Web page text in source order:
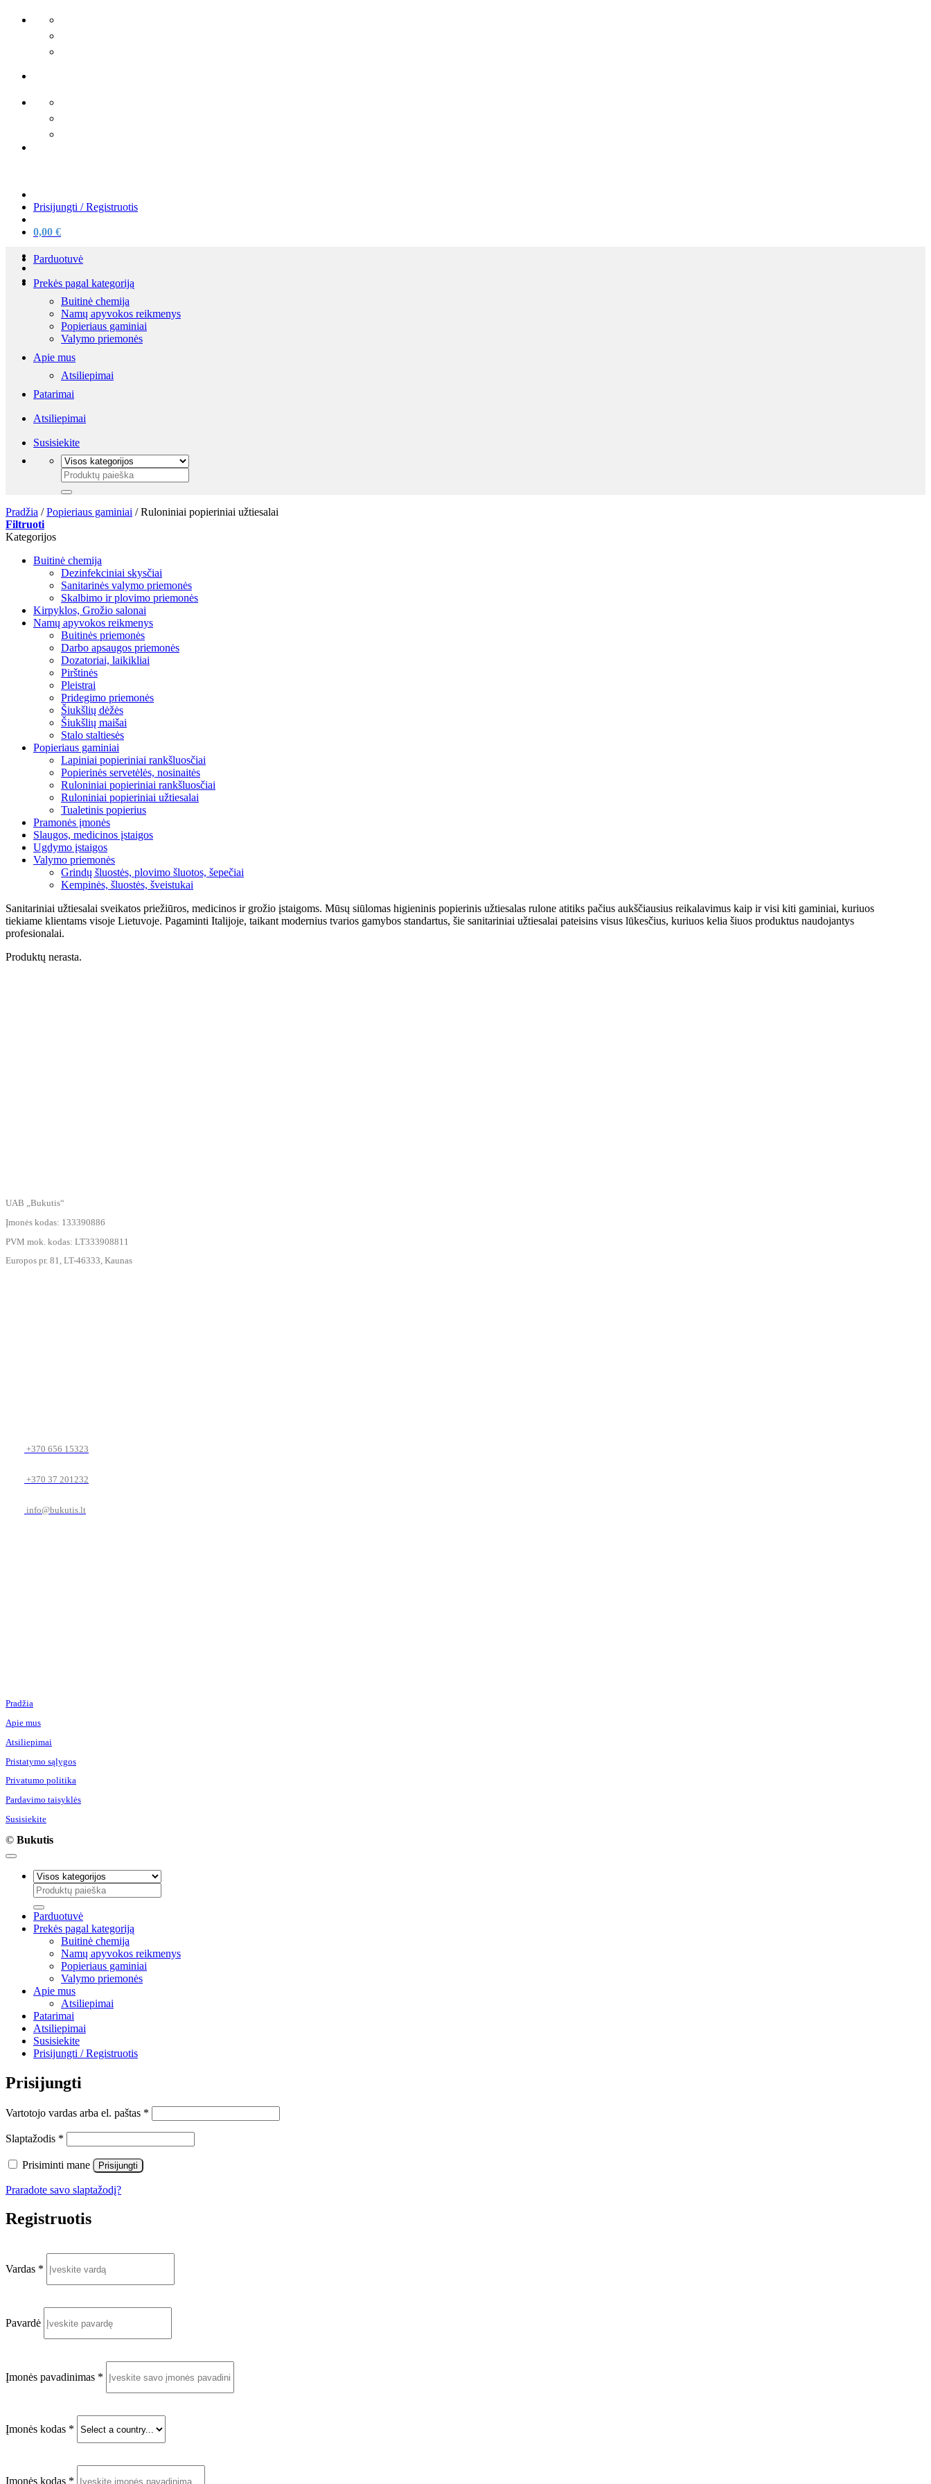
Skip
Prisijungti / Registruotis
0,00 €
Parduotuvė
Prekės pagal kategoriją
Buitinė chemija
Namų apyvokos reikmenys
Popieriaus gaminiai
Valymo priemonės
Apie mus
Atsiliepimai
Patarimai
Atsiliepimai
Susisiekite
Ieškoti:
Pradžia / Popieriaus gaminiai /Ruloniniai popieriniai užtiesalai
Filtruoti
Kategorijos
Buitinė chemija
Dezinfekciniai skysčiai
Sanitarinės valymo priemonės
Skalbimo ir plovimo priemonės
Kirpyklos, Grožio salonai
Namų apyvokos reikmenys
Buitinės priemonės
Darbo apsaugos priemonės
Dozatoriai, laikikliai
Pirštinės
Pleistrai
Pridegimo priemonės
Šiukšlių dėžės
Šiukšlių maišai
Stalo staltiesės
Popieriaus gaminiai
Lapiniai popieriniai rankšluosčiai
Popierinės servetėlės, nosinaitės
Ruloniniai popieriniai rankšluosčiai
Ruloniniai popieriniai užtiesalai
Tualetinis popierius
Pramonės įmonės
Slaugos, medicinos įstaigos
Ugdymo įstaigos
Valymo priemonės
Grindų šluostės, plovimo šluotos, šepečiai
Kempinės, šluostės, šveistukai
Sanitariniai užtiesalai sveikatos priežiūros, medicinos ir grožio įstaigoms. Mūsų siūlomas higieninis popierinis užtiesalas rulone atitiks pačius aukščiausius reikalavimus kaip ir visi kiti gaminiai, kuriuos
tiekiame klientams visoje Lietuvoje. Pagaminti Italijoje, taikant modernius tvarios gamybos standartus, šie sanitariniai užtiesalai pateisins visus lūkesčius, kuriuos kelia šiuos produktus naudojantys
profesionalai.
Produktų nerasta.
UAB „Bukutis“
Įmonės kodas: 133390886
PVM mok. kodas: LT333908811
Europos pr. 81, LT-46333, Kaunas
+370 656 15323
+370 37 201232
info@bukutis.lt
Pradžia
Apie mus
Atsiliepimai
Pristatymo sąlygos
Privatumo politika
Pardavimo taisyklės
Susisiekite
© Bukutis
Ieškoti:
Parduotuvė
Prekės pagal kategoriją
Buitinė chemija
Namų apyvokos reikmenys
Popieriaus gaminiai
Valymo priemonės
Apie mus
Atsiliepimai
Patarimai
Atsiliepimai
Susisiekite
Prisijungti / Registruotis
Prisijungti
Vartotojo vardas arba el. paštas *
Slaptažodis *
Prisiminti mane Prisijungti
Praradote savo slaptažodį?
Registruotis
Vardas *
Pavardė
Įmonės pavadinimas *
Įmonės kodas *
Įmonės kodas *